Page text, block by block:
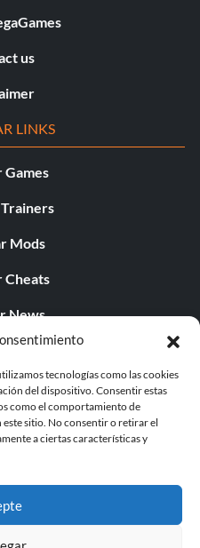
tecnologías como las cookies
del dispositivo. Consentir estas
como el comportamiento de
sitio. No consentir o retirar el
a ciertas características y
us
LINKS
Games
Mods
Cheats
News
Games